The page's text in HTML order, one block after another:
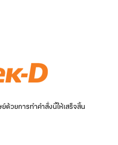
วยการทำคำสั่งนี้ให้เสร็จสิ้น